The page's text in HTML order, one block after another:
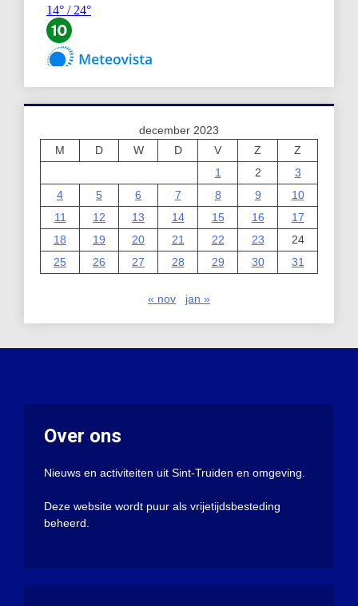
december 2023
M
D W D V Z
Z
1
2
3
4
5 6 7 8 9
10
11
12 13 14 15 16
17
18
19 20 21 22 23
24
25
26 27 28 29 30 31
« nov jan »
Over ons
Nieuws en activiteiten uit Sint-Truiden en omgeving.
Deze website wordt puur als vrijetijdsbesteding
beheerd.